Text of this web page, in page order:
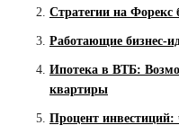
Стратегии на Форекс
Работающие бизнес-
Ипотека в ВТБ:
квартиры
Процент инвестиций: